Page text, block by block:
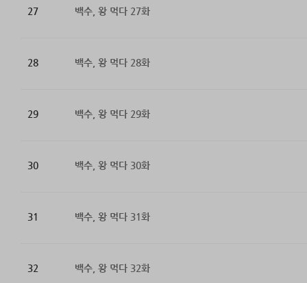
27 백수, 왕 먹다 27화
28 백수, 왕 먹다 28화
29 백수, 왕 먹다 29화
30 백수, 왕 먹다 30화
31 백수, 왕 먹다 31화
32 백수, 왕 먹다 32화